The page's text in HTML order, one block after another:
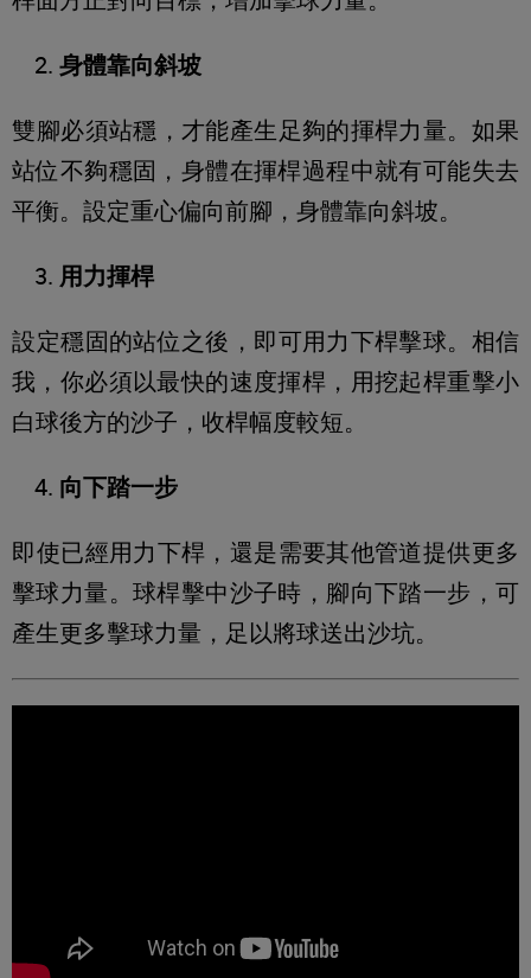
身體靠向斜坡
雙腳必須站穩，才能產生足夠的揮桿力量。如果
站位不夠穩固，身體在揮桿過程中就有可能失去
平衡。設定重心偏向前腳，身體靠向斜坡。
用力揮桿
設定穩固的站位之後，即可用力下桿擊球。相信
我，你必須以最快的速度揮桿，用挖起桿重擊小
白球後方的沙子，收桿幅度較短。
向下踏一步
即使已經用力下桿，還是需要其他管道提供更多
擊球力量。球桿擊中沙子時，腳向下踏一步，可
產生更多擊球力量，足以將球送出沙坑。